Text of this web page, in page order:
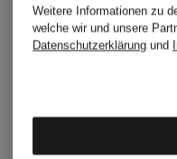
Weitere Informationen zu
welche wir und unsere
Datenschutzerklärung und